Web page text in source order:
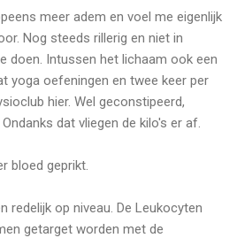
meer adem en voel me eigenlijk
Nog steeds rillerig en niet in
doen. Intussen het lichaam ook een
yoga oefeningen en twee keer per
hier. Wel geconstipeerd,
dat vliegen de kilo's er af.
bloed geprikt.
redelijk op niveau. De Leukocyten
getarget worden met de